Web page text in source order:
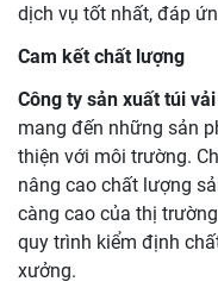
dịch vụ tốt nhất, đáp
Cam kết chất lượng
Công ty sản xuất túi
mang đến những sản
thiện với môi trường.
nâng cao chất lượng
càng cao của thị
quy trình kiểm định
xưởng.